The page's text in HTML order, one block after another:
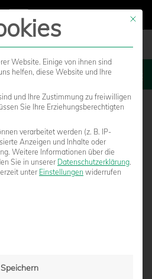
MENU
SOLL BEI FORTUNA
Mit
Website. Einige von ihnen sind
helfen, diese Website und Ihre
und Ihre Zustimmung zu freiwilligen
Sie Ihre Erziehungsberechtigten
verarbeitet werden (z. B. IP-
Anzeigen und Inhalte oder
Weitere Informationen über die
Sie in unserer Datenschutzerklärung.
unter Einstellungen widerrufen
Gruppen, für die eine
Speichern